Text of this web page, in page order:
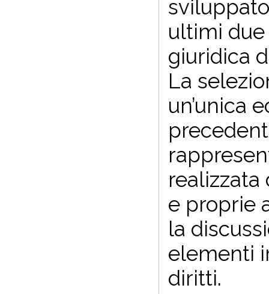
ultimi due
giuridica
La
un’unica
e proprie
la
elementi
diritti.